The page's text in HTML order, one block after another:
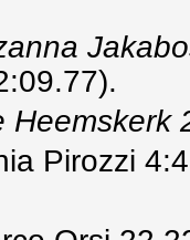
Heemskerk
Pirozzi